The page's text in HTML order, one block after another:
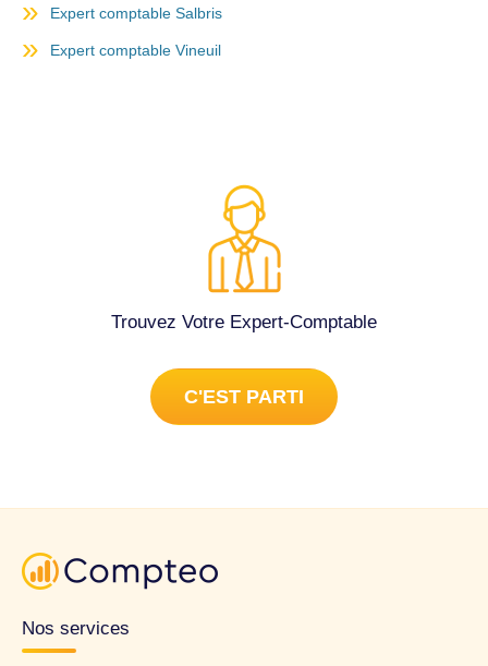
Expert comptable Salbris
Expert comptable Vineuil
Trouvez Votre Expert-Comptable
C'EST PARTI
Nos services